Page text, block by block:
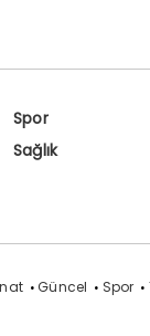
Spor
Sağlık
Güncel Spor